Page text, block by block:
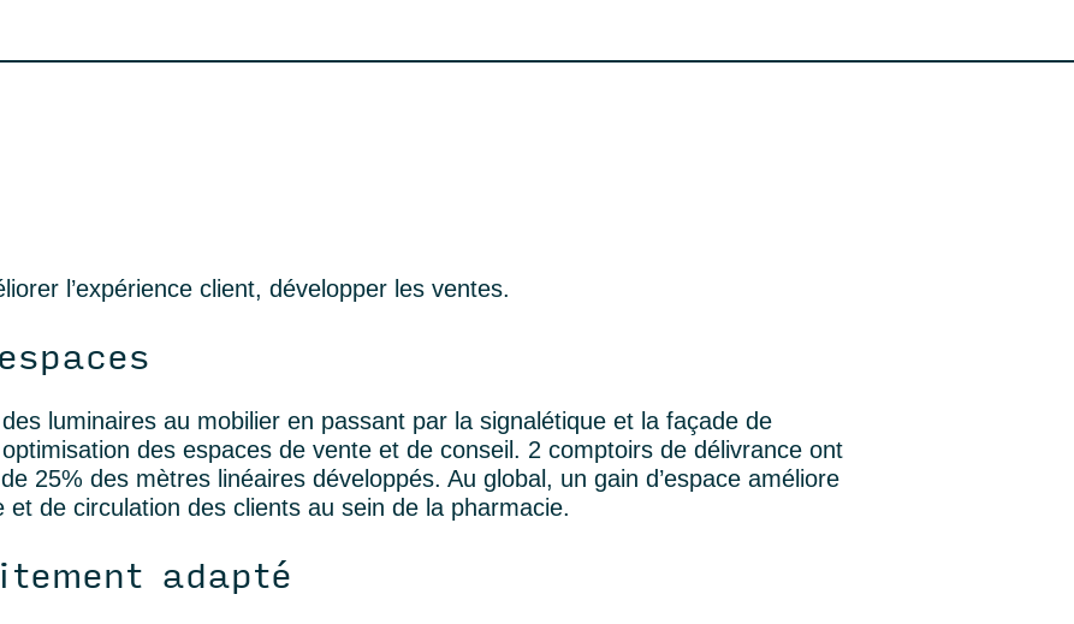
l’expérience client, développer les ventes.
luminaires au mobilier en passant par la signalétique et la façade de
des espaces de vente et de conseil. 2 comptoirs de délivrance ont
25% des mètres linéaires développés. Au global, un gain d’espace améliore
de circulation des clients au sein de la pharmacie.
adapté